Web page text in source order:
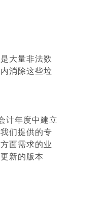
大量非法数
消除这些垃
计年度中建立
们提供的专
面需求的业
新的版本